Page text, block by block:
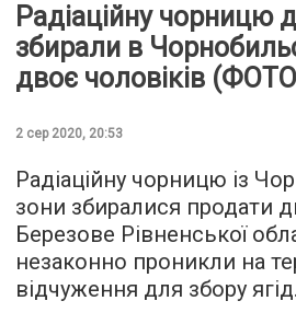
Радіаційну чорницю
збирали в
двоє чоловіків
2 сер 2020, 20:53
Радіаційну чорницю із
зони збиралися продати
Березове Рівненської
незаконно проникли на
відчуження для збору ягід.